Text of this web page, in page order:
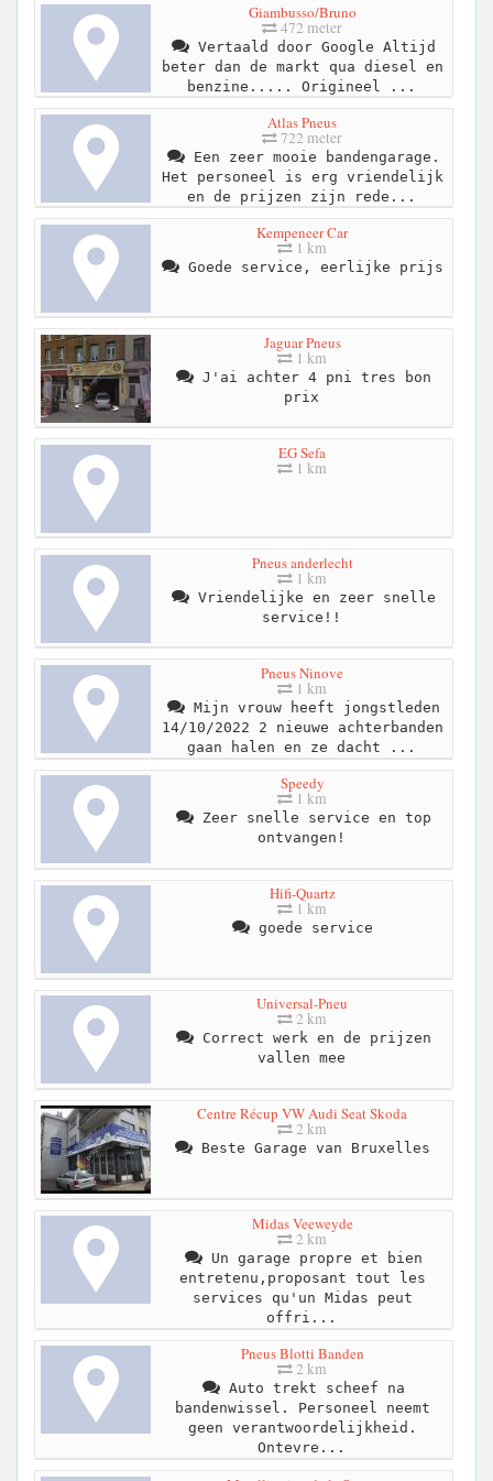
Giambusso/Bruno
472 meter
Vertaald door Google Altijd
beter dan de markt qua diesel en
benzine..... Origineel ...
Atlas Pneus
722 meter
Een zeer mooie bandengarage.
Het personeel is erg vriendelijk
en de prijzen zijn rede...
Kempeneer Car
1 km
Goede service, eerlijke prijs
Jaguar Pneus
1 km
J'ai achter 4 pni tres bon
prix
EG Sefa
1 km
Pneus anderlecht
1 km
Vriendelijke en zeer snelle
service!!
Pneus Ninove
1 km
Mijn vrouw heeft jongstleden
14/10/2022 2 nieuwe achterbanden
gaan halen en ze dacht ...
Speedy
1 km
Zeer snelle service en top
ontvangen!
Hifi-Quartz
1 km
goede service
Universal-Pneu
2 km
Correct werk en de prijzen
vallen mee
Centre Récup VW Audi Seat Skoda
2 km
Beste Garage van Bruxelles
Midas Veeweyde
2 km
Un garage propre et bien
entretenu,proposant tout les
services qu'un Midas peut
offri...
Pneus Blotti Banden
2 km
Auto trekt scheef na
bandenwissel. Personeel neemt
geen verantwoordelijkheid.
Ontevre...